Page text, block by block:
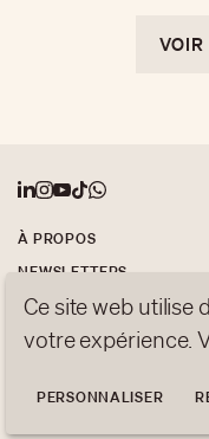
VOIR
À PROPOS
NEWSLETTERS
PROTECTION DES
Conçu parAntistatique
Ce site web utilise
votre expérience.
PERSONNALISER